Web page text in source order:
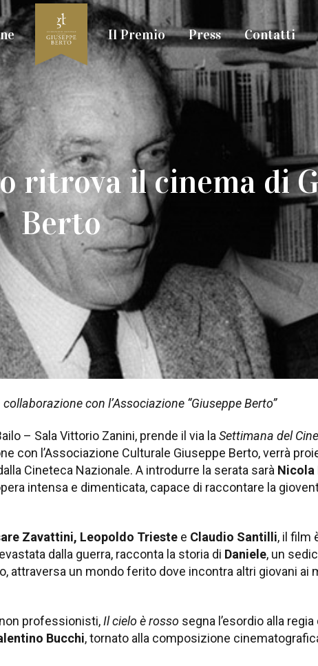
Il Premio Press Contatti
ritrova il cinema di
Berto
collaborazione con l’Associazione “Giuseppe Berto”
– Sala Vittorio Zanini, prende il via la Settimana del
con l’Associazione Culturale Giuseppe Berto, verrà
Cineteca Nazionale. A introdurre la serata sarà Nicola
intensa e dimenticata, capace di raccontare la
Zavattini, Leopoldo Trieste e Claudio Santilli, il film
dalla guerra, racconta la storia di Daniele, un
attraversa un mondo ferito dove incontra altri giovani ai
professionisti,Il cielo è rosso segna l’esordio alla
Bucchi, tornato alla composizione